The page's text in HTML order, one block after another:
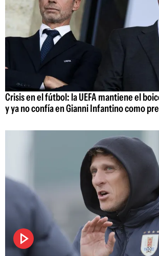
Crisis en el fútbol: la UEFA mantiene el
y ya no confía en Gianni Infantino como